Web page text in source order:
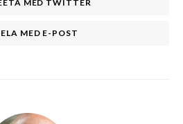
MED TWITTER
MED E-POST